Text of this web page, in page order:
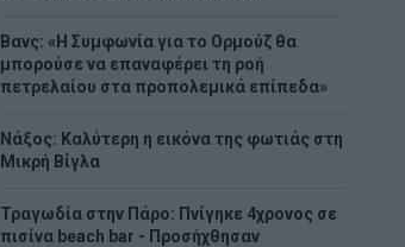
Βανς: «Η Συμφωνία για το Ορμούζ θα
μπορούσε να επαναφέρει τη ροή
πετρελαίου στα προπολεμικά επίπεδα»
Νάξος: Καλύτερη η εικόνα της φωτιάς στη
Μικρή Βίγλα
Τραγωδία στην Πάρο: Πνίγηκε 4χρονος σε
πισίνα beach bar - Προσήχθησαν